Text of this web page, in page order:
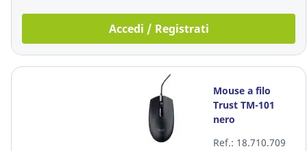
Accedi / Registrati
Mouse a filo
Trust TM-101
nero
Ref.: 18.710.709